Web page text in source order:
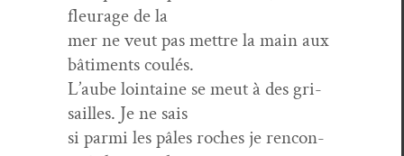
fleurage de la
mer ne veut pas met­tre la main aux
bâti­ments coulés.
L’aube loin­taine se meut à des gri­
sailles. Je ne sais
si par­mi les pâles roches je ren­con­